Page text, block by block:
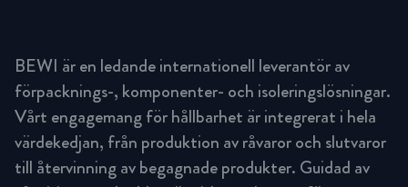
BEWI är en ledande internationell leverantör av
förpacknings-, komponenter- och isoleringslösningar.
Vårt engagemang för hållbarhet är integrerat i hela
värdekedjan, från produktion av råvaror och slutvaror
till återvinning av begagnade produkter. Guidad av